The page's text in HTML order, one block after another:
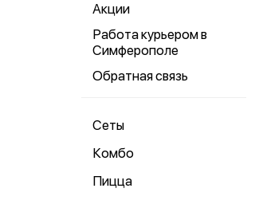
Акции
Работа курьером в
Симферополе
Обратная связь
Сеты
Комбо
Пицца